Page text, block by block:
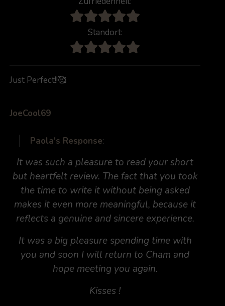
Standort:
Just Perfect!!🥰
JoeCool69
Paola's Response:
It was such a pleasure to read your short
but heartfelt review. The fact that you took
the time to write it without being asked
makes it even more meaningful, because it
reflects a genuine and sincere experience.
It was a big pleasure spending time with
you and soon I will return to Cham and
hope meeting you again.
Kisses !